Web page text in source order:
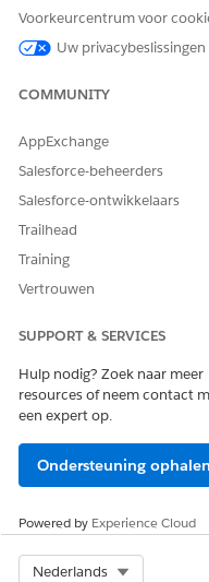
HEEFT DIT
Voorkeurcentrum voor
Uw privacybeslissingen
COMMUNITY
AppExchange
Salesforce-beheerders
Salesforce-ontwikkelaars
Trailhead
Training
Vertrouwen
SUPPORT & SERVICES
Hulp nodig? Zoek naar meer
resources of neem contact
een expert op.
Ondersteuning ophalen
Powered by Experience Cloud
Nederlands